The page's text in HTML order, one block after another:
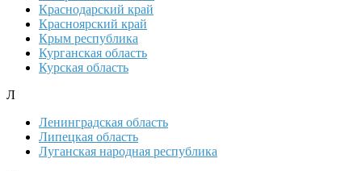
Краснодарский край
Красноярский край
Крым республика
Курганская область
Курская область
Л
Ленинградская область
Липецкая область
Луганская народная республика